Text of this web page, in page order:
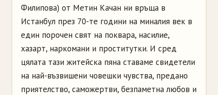
Филипова) от Метин Качан ни връща в
Истанбул през 70-те години на миналия век в
един порочен свят на поквара, насилие,
хазарт, наркомани и проститутки. И сред
цялата тази житейска пяна ставаме свидетели
на най-възвишени човешки чувства, предано
приятелство, саможертви, безпаметна любов и